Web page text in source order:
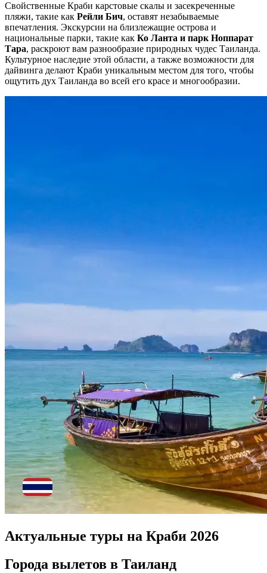
Свойственные Краби карстовые скалы и засекреченные
пляжи, такие как Рейли Бич, оставят незабываемые
впечатления. Экскурсии на близлежащие острова и
национальные парки, такие как Ко Ланта и парк Ноппарат
Тара, раскроют вам разнообразие природных чудес Таиланда.
Культурное наследие этой области, а также возможности для
дайвинга делают Краби уникальным местом для того, чтобы
ощутить дух Таиланда во всей его красе и многообразии.
Актуальные туры на Краби 2026
Города вылетов в Таиланд